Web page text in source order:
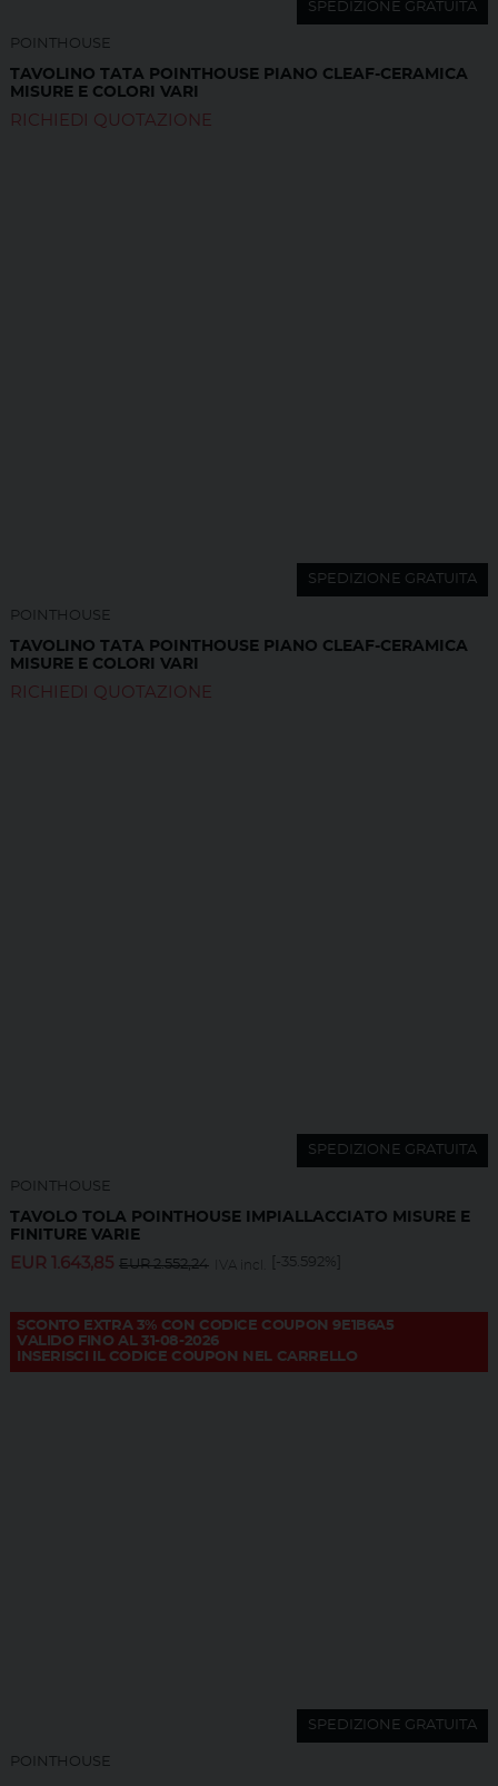
SPEDIZIONE GRATUITA
POINTHOUSE
TAVOLINO TATA POINTHOUSE PIANO CLEAF-CERAMICA
MISURE E COLORI VARI
RICHIEDI QUOTAZIONE
SPEDIZIONE GRATUITA
POINTHOUSE
TAVOLINO TATA POINTHOUSE PIANO CLEAF-CERAMICA
MISURE E COLORI VARI
RICHIEDI QUOTAZIONE
SPEDIZIONE GRATUITA
POINTHOUSE
TAVOLO TOLA POINTHOUSE IMPIALLACCIATO MISURE E
FINITURE VARIE
EUR 1.643,85 EUR2.552,24 IVA incl. [-35.592%]
SCONTO EXTRA 3% CON CODICE COUPON 9E1B6A5
VALIDO FINO AL 31-08-2026
INSERISCI IL CODICE COUPON NEL CARRELLO
SPEDIZIONE GRATUITA
POINTHOUSE